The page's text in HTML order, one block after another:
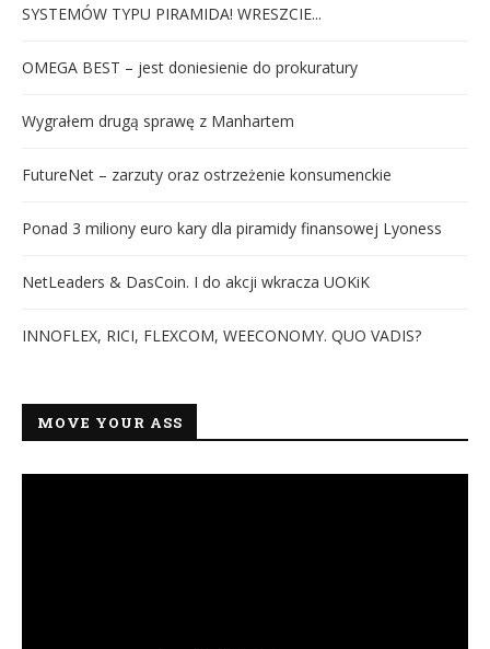
SYSTEMÓW TYPU PIRAMIDA! WRESZCIE...
OMEGA BEST – jest doniesienie do prokuratury
Wygrałem drugą sprawę z Manhartem
FutureNet – zarzuty oraz ostrzeżenie konsumenckie
Ponad 3 miliony euro kary dla piramidy finansowej Lyoness
NetLeaders & DasCoin. I do akcji wkracza UOKiK
INNOFLEX, RICI, FLEXCOM, WEECONOMY. QUO VADIS?
MOVE YOUR ASS